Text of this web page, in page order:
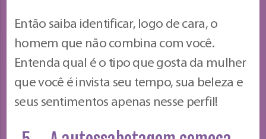
Então saiba identificar, logo de cara, o
homem que não combina com você.
Entenda qual é o tipo que gosta da mulher
que você é invista seu tempo, sua beleza e
seus sentimentos apenas nesse perfil!